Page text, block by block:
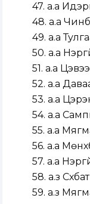
47. а.а
48. а.а
49. а.а
50. а.а
51. а.а
52. а.а
53. а.а
54. а.а
55. а.а
56. а.а
57. а.а
58. а.з
59. а.з